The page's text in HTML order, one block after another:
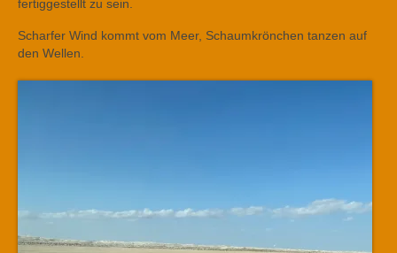
fertiggestellt zu sein.
Scharfer Wind kommt vom Meer, Schaumkrönchen tanzen auf
den Wellen.